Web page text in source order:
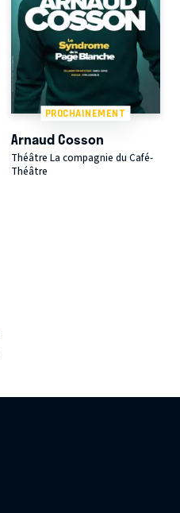
PROCHAINEMENT
Arnaud Cosson
Théâtre La compagnie du Café-
Théâtre